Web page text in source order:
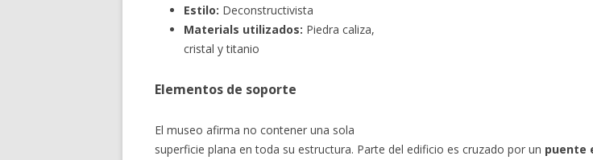
Estilo: Deconstructivista
Materials utilizados: Piedra caliza,
cristal y titanio
Elementos de soporte
El museo afirma no contener una sola
superficie plana en toda su estructura. Parte del edificio es cruzado por un puente